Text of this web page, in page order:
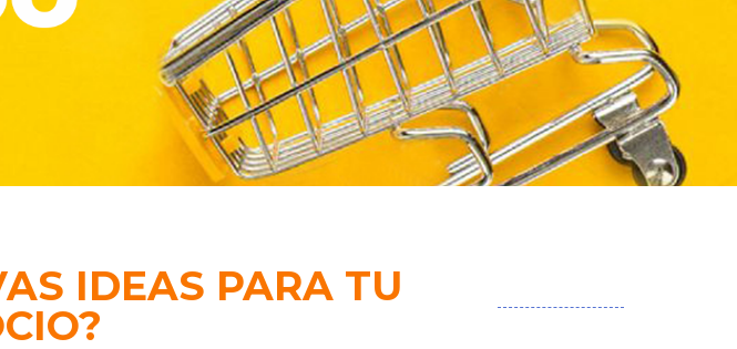
IDEAS PARA TU